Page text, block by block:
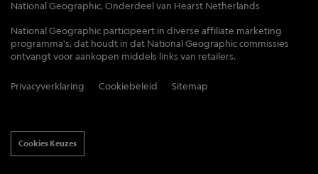
National Geographic, Onderdeel van Hearst Netherlands
National Geographic participeert in diverse affiliate marketing
programma's, dat houdt in dat National Geographic commissies
ontvangt voor aankopen middels links van retailers.
Privacyverklaring Cookiebeleid Sitemap
Cookies Keuzes